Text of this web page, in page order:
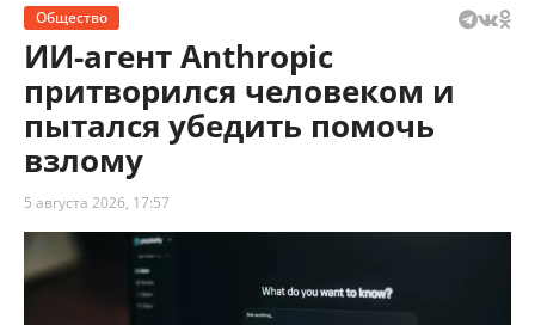
Общество
ИИ-агент Anthropic
притворился человеком и
пытался убедить помочь
взлому
5 августа 2026, 17:57